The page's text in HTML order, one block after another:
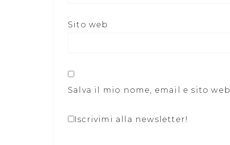
Sito web
Salva il mio nome, email e sito
Iscrivimi alla newsletter!